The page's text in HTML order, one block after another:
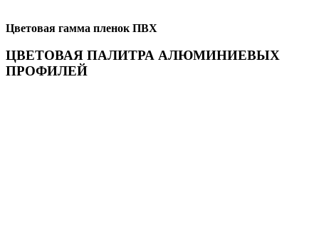
Цветовая гамма пленок ПВХ
ЦВЕТОВАЯ ПАЛИТРА АЛЮМИНИЕВЫХ
ПРОФИЛЕЙ